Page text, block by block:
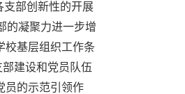
支部创新性的开展
的凝聚力进一步增
校基层组织工作条
建设和党员队伍
员的示范引领作